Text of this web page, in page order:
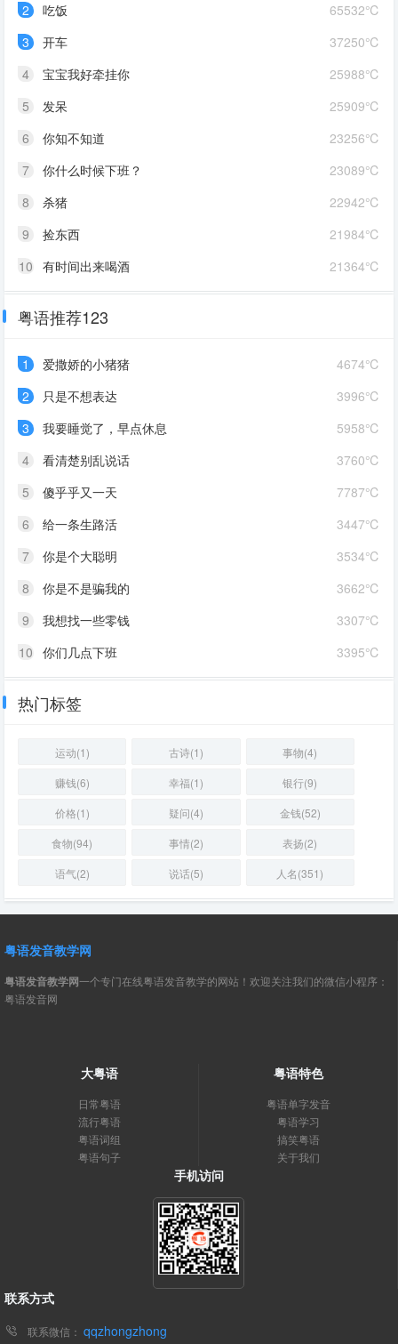
65532℃
2
吃饭
37250℃
3
开车
25988℃
4
宝宝我好牵挂你
25909℃
5
发呆
23256℃
6
你知不知道
23089℃
7
你什么时候下班？
22942℃
8
杀猪
21984℃
9
捡东西
21364℃
10 有时间出来喝酒
粤语推荐123
4674℃
1
爱撒娇的小猪猪
3996℃
2
只是不想表达
5958℃
3
我要睡觉了，早点休息
3760℃
4
看清楚别乱说话
7787℃
5
傻乎乎又一天
3447℃
6
给一条生路活
3534℃
7
你是个大聪明
3662℃
8
你是不是骗我的
3307℃
9
我想找一些零钱
3395℃
10 你们几点下班
热门标签
运动(1) 古诗(1)
事物(4)
赚钱(6)
幸福(1)
银行(9)
价格(1)
疑问(4)
金钱(52)
食物(94)
事情(2)
表扬(2)
语气(2)
说话(5) 人名(351)
粤语发音教学网
粤语发音教学网一个专门在线粤语发音教学的网站！欢迎关注我们的微信小程序：
粤语发音网
大粤语
日常粤语
流行粤语
粤语词组
粤语句子
粤语特色
粤语单字发音
粤语学习
搞笑粤语
关于我们
手机访问
联系方式
联系微信： qqzhongzhong